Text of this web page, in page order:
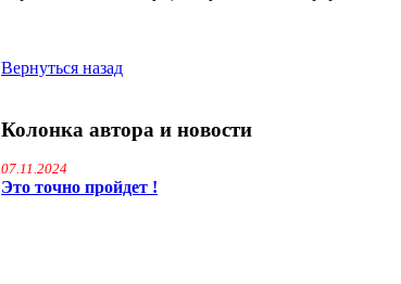
Вернуться назад
Колонка автора и новости
07.11.2024
Это точно пройдет !